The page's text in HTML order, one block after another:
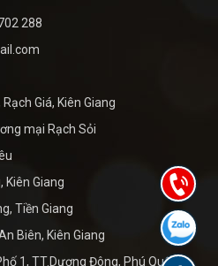
288
Giá, Kiên Giang
mại Rạch Sỏi
Kiên Giang
Tiền Giang
Biên, Kiên Giang
1, TT.Dương Đông, Phú Quốc